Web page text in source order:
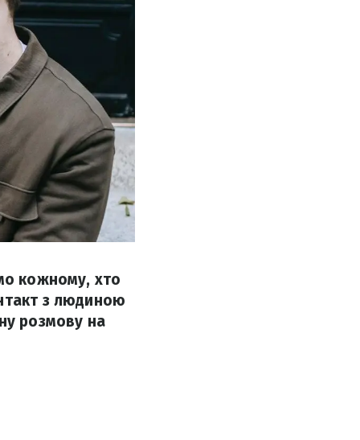
кожному, хто
з людиною
розмову на